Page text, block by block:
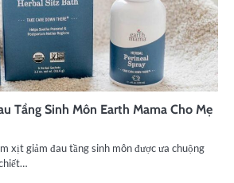
Tầng Sinh Môn Earth Mama Cho Mẹ
xịt giảm đau tầng sinh môn được ưa chuộng